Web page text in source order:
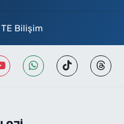
TE Bilişim